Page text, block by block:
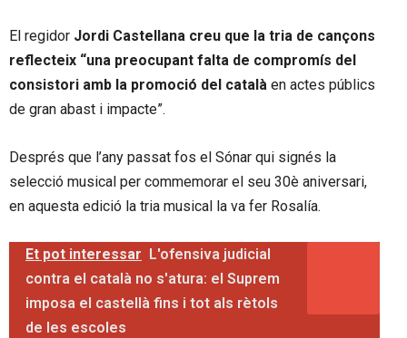
El regidor Jordi Castellana creu que la tria de cançons
reflecteix “una preocupant falta de compromís del
consistori amb la promoció del català en actes públics
de gran abast i impacte”.
Després que l’any passat fos el Sónar qui signés la
selecció musical per commemorar el seu 30è aniversari,
en aquesta edició la tria musical la va fer Rosalía.
Et pot interessar L'ofensiva judicial
contra el català no s'atura: el Suprem
imposa el castellà fins i tot als rètols
de les escoles